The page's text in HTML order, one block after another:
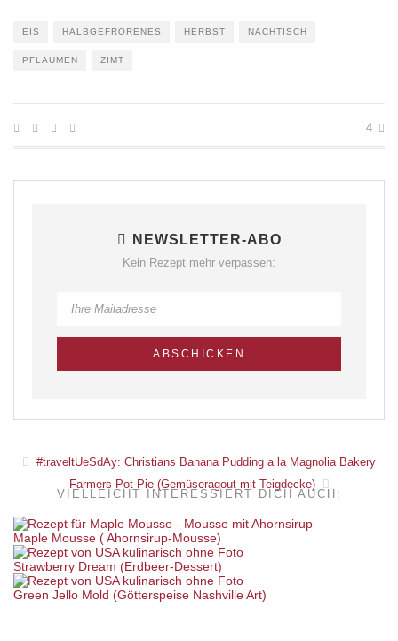
EIS HALBGEFRORENES HERBST NACHTISCH
PFLAUMEN ZIMT
4
NEWSLETTER-ABO
Kein Rezept mehr verpassen:
#traveltUeSdAy: Christians Banana Pudding a la Magnolia Bakery
Farmers Pot Pie (Gemüseragout mit Teigdecke)
VIELLEICHT INTERESSIERT DICH AUCH:
Maple Mousse ( Ahornsirup-Mousse)
Strawberry Dream (Erdbeer-Dessert)
Green Jello Mold (Götterspeise Nashville Art)